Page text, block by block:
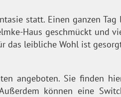
statt. Einen ganzen
Haus geschmückt und
das leibliche Wohl ist
angeboten. Sie finden
können eine